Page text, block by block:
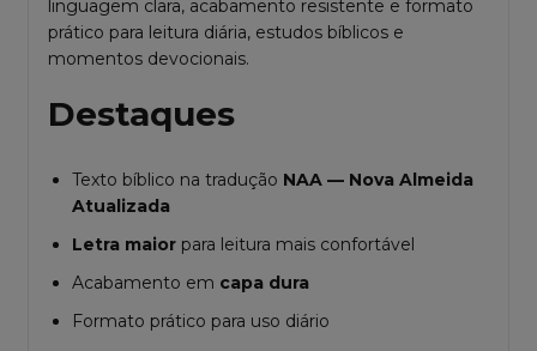
linguagem clara, acabamento resistente e formato
prático para leitura diária, estudos bíblicos e
momentos devocionais.
Destaques
Texto bíblico na tradução NAA — Nova Almeida
Atualizada
Letra maior para leitura mais confortável
Acabamento em capa dura
Formato prático para uso diário